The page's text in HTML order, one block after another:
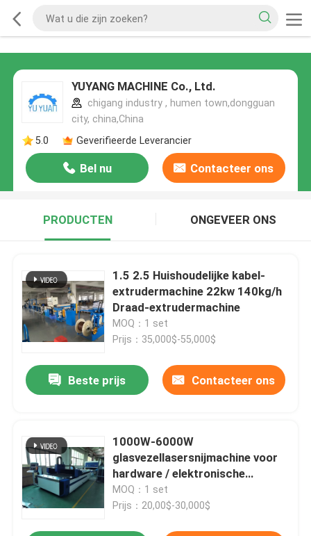
YUYANG MACHINE Co., Ltd.
chigang industry , humen town,dongguan
city, china,China
5.0
Geverifieerde Leverancier
Bel nu Contacteer ons
PRODUCTEN ONGEVEER ONS
1.5 2.5 Huishoudelijke kabel-
extrudermachine 22kw 140kg/h
Draad-extrudermachine
MOQ：1 set
Prijs：35,000$-55,000$
Beste prijs Contacteer ons
1000W-6000W
glasvezellasersnijmachine voor
hardware / elektronische
onderdelen
MOQ：1 set
Prijs：20,00$-30,000$